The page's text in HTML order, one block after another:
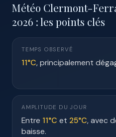
Météo Clermont-
2026 : les points clés
TEMPS OBSERVÉ
11°C, principalement
AMPLITUDE DU JOUR
Entre 11°C et 25°C, avec
baisse.